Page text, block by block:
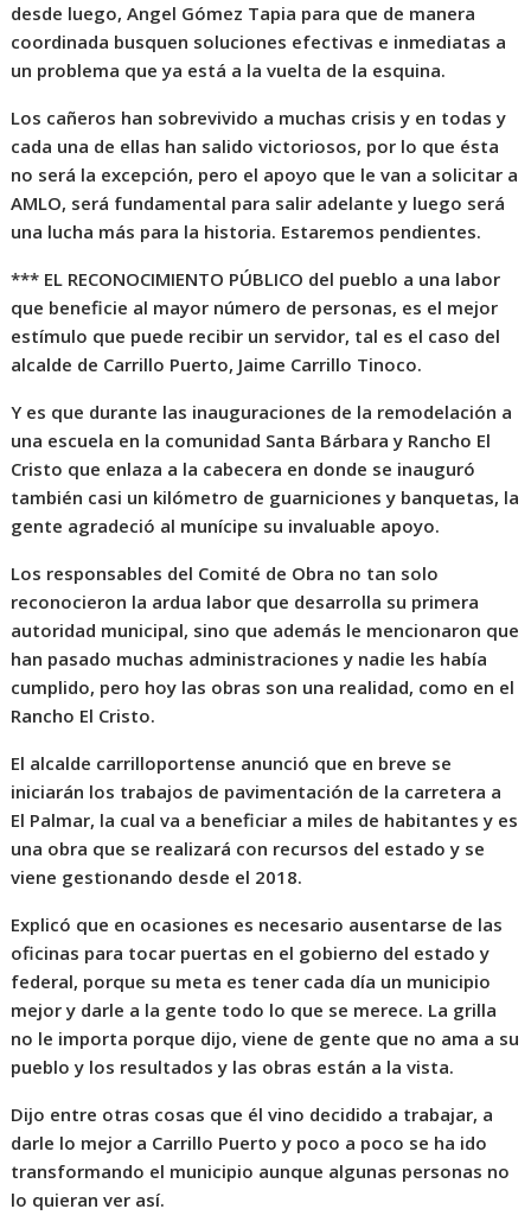
desde luego, Angel Gómez Tapia para que de manera
coordinada busquen soluciones efectivas e inmediatas a
un problema que ya está a la vuelta de la esquina.
Los cañeros han sobrevivido a muchas crisis y en todas y
cada una de ellas han salido victoriosos, por lo que ésta
no será la excepción, pero el apoyo que le van a solicitar a
AMLO, será fundamental para salir adelante y luego será
una lucha más para la historia. Estaremos pendientes.
*** EL RECONOCIMIENTO PÚBLICO del pueblo a una labor
que beneficie al mayor número de personas, es el mejor
estímulo que puede recibir un servidor, tal es el caso del
alcalde de Carrillo Puerto, Jaime Carrillo Tinoco.
Y es que durante las inauguraciones de la remodelación a
una escuela en la comunidad Santa Bárbara y Rancho El
Cristo que enlaza a la cabecera en donde se inauguró
también casi un kilómetro de guarniciones y banquetas, la
gente agradeció al munícipe su invaluable apoyo.
Los responsables del Comité de Obra no tan solo
reconocieron la ardua labor que desarrolla su primera
autoridad municipal, sino que además le mencionaron que
han pasado muchas administraciones y nadie les había
cumplido, pero hoy las obras son una realidad, como en el
Rancho El Cristo.
El alcalde carrilloportense anunció que en breve se
iniciarán los trabajos de pavimentación de la carretera a
El Palmar, la cual va a beneficiar a miles de habitantes y es
una obra que se realizará con recursos del estado y se
viene gestionando desde el 2018.
Explicó que en ocasiones es necesario ausentarse de las
oficinas para tocar puertas en el gobierno del estado y
federal, porque su meta es tener cada día un municipio
mejor y darle a la gente todo lo que se merece. La grilla
no le importa porque dijo, viene de gente que no ama a su
pueblo y los resultados y las obras están a la vista.
Dijo entre otras cosas que él vino decidido a trabajar, a
darle lo mejor a Carrillo Puerto y poco a poco se ha ido
transformando el municipio aunque algunas personas no
lo quieran ver así.